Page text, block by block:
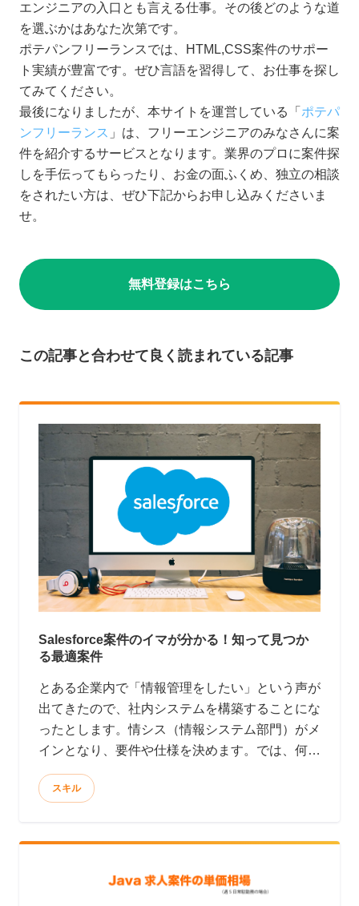
エンジニアの入口とも言える仕事。その後どのような道
を選ぶかはあなた次第です。
ポテパンフリーランスでは、HTML,CSS案件のサポー
ト実績が豊富です。ぜひ言語を習得して、お仕事を探し
てみてください。
最後になりましたが、本サイトを運営している「 ポテパ
ンフリーランス 」は、フリーエンジニアのみなさんに案
件を紹介するサービスとなります。業界のプロに案件探
しを手伝ってもらったり、お金の面ふくめ、独立の相談
をされたい方は、ぜひ下記からお申し込みくださいま
せ。
無料登録はこちら
この記事と合わせて良く読まれている記事
Salesforce案件のイマが分かる！知って見つか
る最適案件
とある企業内で「情報管理をしたい」という声が
出てきたので、社内システムを構築することにな
ったとします。情シス（情報システム部門）がメ
インとなり、要件や仕様を決めます。では、何を
使って開発するか・・・？となると、ここからが
問題です。 開発好きの情シス部門は、Rubyや
スキル